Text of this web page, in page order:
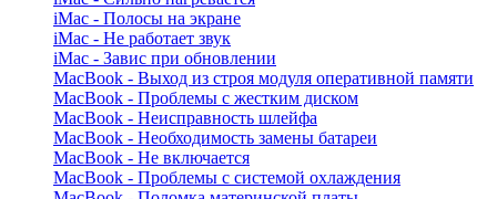
iMac - Полосы на экране
iMac - Не работает звук
iMac - Завис при обновлении
MacBook - Выход из строя модуля оперативной памяти
MacBook - Проблемы с жестким диском
MacBook - Неисправность шлейфа
MacBook - Необходимость замены батареи
MacBook - Не включается
MacBook - Проблемы с системой охлаждения